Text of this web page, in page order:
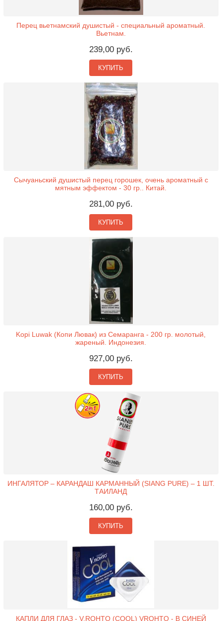
Перец вьетнамский душистый - специальный ароматный.
Вьетнам.
239,00 руб.
КУПИТЬ
Сычуаньский душистый перец горошек, очень ароматный с
мятным эффектом - 30 гр.. Китай.
281,00 руб.
КУПИТЬ
Kopi Luwak (Копи Лювак) из Семаранга - 200 гр. молотый,
жареный. Индонезия.
927,00 руб.
КУПИТЬ
ИНГАЛЯТОР – КАРАНДАШ КАРМАННЫЙ (SIANG PURE) – 1 ШТ.
ТАИЛАНД
160,00 руб.
КУПИТЬ
КАПЛИ ДЛЯ ГЛАЗ - V.ROHTO (COOL) VROHTO - В СИНЕЙ